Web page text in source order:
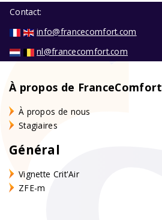
Contact:
info@francecomfort.com
nl@francecomfort.com
À propos de FranceComfort
À propos de nous
Stagiaires
Général
Vignette Crit'Air
ZFE-m